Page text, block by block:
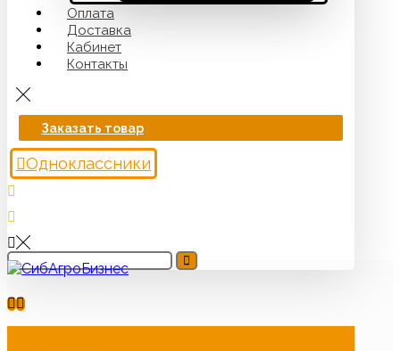
Оплата
Доставка
Кабинет
Контакты
Заказать товар
Одноклассники